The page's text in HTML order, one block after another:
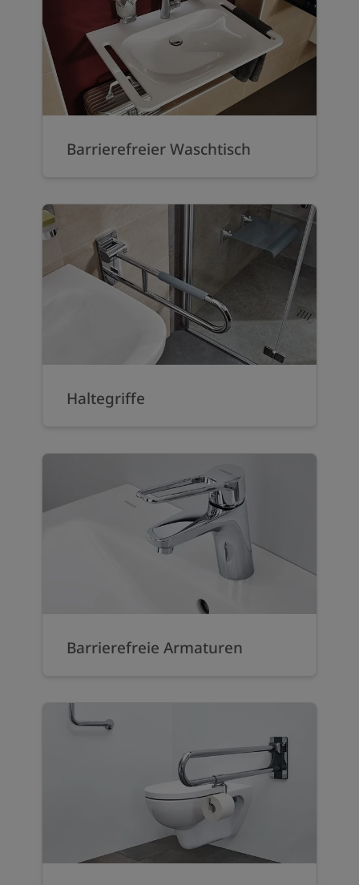
Barrierefreier Waschtisch
Haltegriffe
Barrierefreie Armaturen